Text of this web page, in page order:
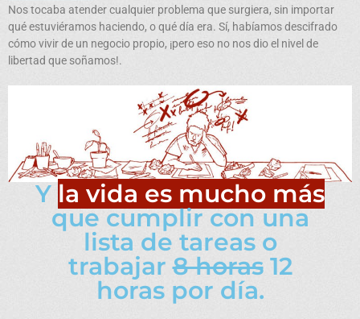
Nos tocaba atender cualquier problema que surgiera, sin importar
qué estuviéramos haciendo, o qué día era. Sí, habíamos descifrado
cómo vivir de un negocio propio, ¡pero eso no nos dio el nivel de
libertad que soñamos!.
Y la vida es mucho más
que cumplir con una
lista de tareas o
trabajar8 horas12
horas por día.